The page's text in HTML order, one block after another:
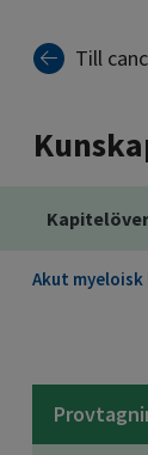
Till
Akut myeloisk